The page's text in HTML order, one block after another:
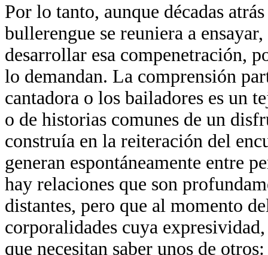
Por lo tanto, aunque décadas
bullerengue se reuniera a
desarrollar esa compenetración,
lo demandan. La comprensión
cantadora o los bailadores es un
o de historias comunes de un
construía en la reiteración del
generan espontáneamente entre
hay relaciones que son
distantes, pero que al momento
corporalidades cuya
que necesitan saber unos de